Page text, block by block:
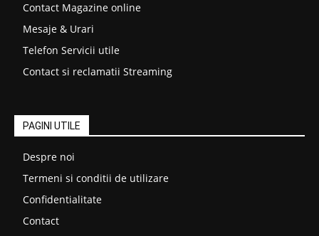
Contact Magazine online
Mesaje & Urari
Telefon Servicii utile
Contact si reclamatii Streaming
PAGINI UTILE
Despre noi
Termeni si conditii de utilizare
Confidentialitate
Contact